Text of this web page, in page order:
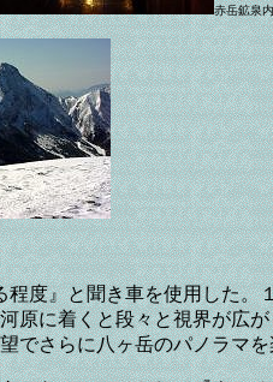
赤岳鉱泉
度』と聞き車を使用した
に着くと段々と視界が広
でさらに八ヶ岳のパノラマ